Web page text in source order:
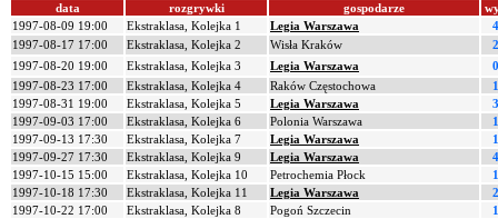
data rozgrywki gospodarze
1997-08-09 19:00
Ekstraklasa, Kolejka 1 Legia Warszawa
1997-08-17 17:00
Ekstraklasa, Kolejka 2 Wisła Kraków
1997-08-20 19:00
Ekstraklasa, Kolejka 3 Legia Warszawa
1997-08-23 17:00
Ekstraklasa, Kolejka 4 Raków Częstochowa
1997-08-31 19:00
Ekstraklasa, Kolejka 5 Legia Warszawa
1997-09-03 17:00
Ekstraklasa, Kolejka 6 Polonia Warszawa
1997-09-13 17:30
Ekstraklasa, Kolejka 7 Legia Warszawa
1997-09-27 17:30
Ekstraklasa, Kolejka 9 Legia Warszawa
1997-10-15 15:00
Ekstraklasa, Kolejka 10 Petrochemia Płock
1997-10-18 17:30
Ekstraklasa, Kolejka 11 Legia Warszawa
1997-10-22 17:00
Ekstraklasa, Kolejka 8 Pogoń Szczecin